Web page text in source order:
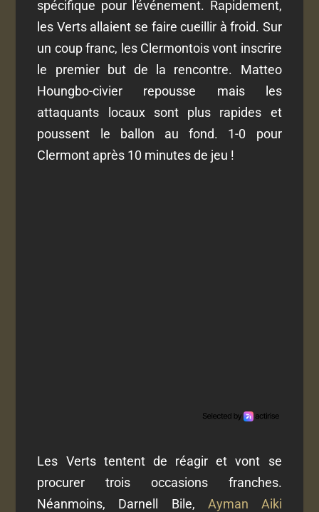
spécifique pour l'événement. Rapidement,
les Verts allaient se faire cueillir à froid. Sur
un coup franc, les Clermontois vont inscrire
le premier but de la rencontre. Matteo
Houngbo-civier repousse mais les
attaquants locaux sont plus rapides et
poussent le ballon au fond. 1-0 pour
Clermont après 10 minutes de jeu !
Les Verts tentent de réagir et vont se
procurer trois occasions franches.
Néanmoins, Darnell Bile, Ayman Aiki